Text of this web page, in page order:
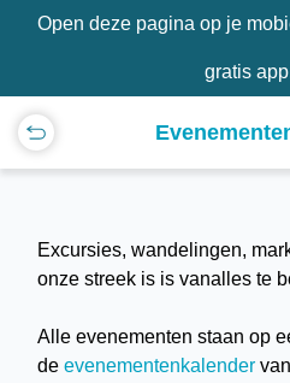
Open deze pagina op je
gratis
Excursies, wandelingen,
onze streek is is vanalles te
Alle evenementen staan op
de evenementenkalender